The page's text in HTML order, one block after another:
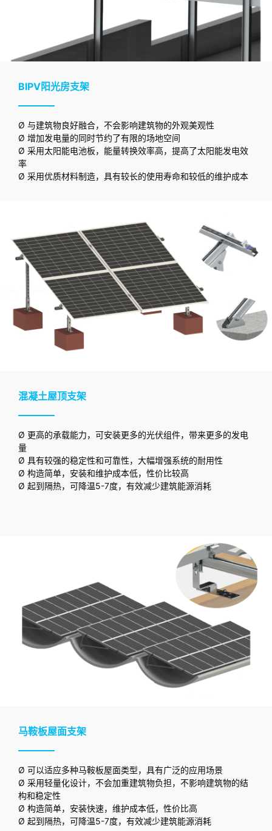
BIPV阳光房支架
Ø 与建筑物良好融合，不会影响建筑物的外观美观性
Ø 增加发电量的同时节约了有限的场地空间
Ø 采用太阳能电池板，能量转换效率高，提高了太阳能发电效
率
Ø 采用优质材料制造，具有较长的使用寿命和较低的维护成本
混凝土屋顶支架
Ø 更高的承载能力，可安装更多的光伏组件，带来更多的发电
量
Ø 具有较强的稳定性和可靠性，大幅增强系统的耐用性
Ø 构造简单，安装和维护成本低，性价比较高
Ø 起到隔热，可降温5-7度，有效减少建筑能源消耗
马鞍板屋面支架
Ø 可以适应多种马鞍板屋面类型，具有广泛的应用场景
Ø 采用轻量化设计，不会加重建筑物负担，不影响建筑物的结
构和稳定性
Ø 构造简单，安装快速，维护成本低，性价比高
Ø 起到隔热，可降温5-7度，有效减少建筑能源消耗